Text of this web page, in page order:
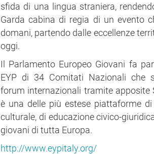
sfida di una lingua straniera,
Garda cabina di regia di un evento
domani, partendo dalle eccellenze
oggi.
Il Parlamento Europeo Giovani fa
EYP di 34 Comitati Nazionali che
forum internazionali tramite apposite
è una delle più estese piattaforme
culturale, di educazione civico-
giovani di tutta Europa.
http://www.eypitaly.org/